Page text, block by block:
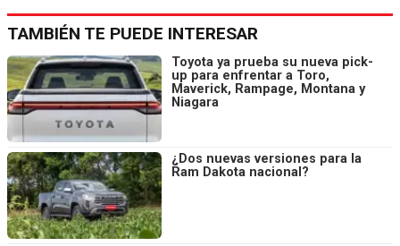
TAMBIÉN TE PUEDE INTERESAR
Toyota ya prueba su nueva pick-
up para enfrentar a Toro,
Maverick, Rampage, Montana y
Niagara
¿Dos nuevas versiones para la
Ram Dakota nacional?